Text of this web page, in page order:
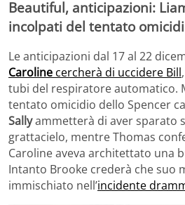
Beautiful, anticipazioni:
incolpati del tentato
Le anticipazioni dal 17 al 22
Caroline cercherà di uccidere Bill
tubi del respiratore automatico.
tentato omicidio dello Spencer
Sallyammetterà di aver sparato
grattacielo, mentre Thomas
Caroline aveva architettato una
Intanto Brooke crederà che suo
immischiato nell’incidente